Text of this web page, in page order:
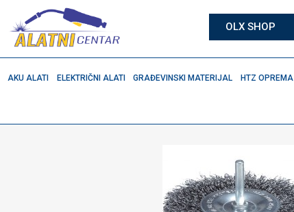
OLX SHOP
AKU ALATI ELEKTRIČNI ALATI GRAĐEVINSKI MATERIJAL HTZ OPREMA